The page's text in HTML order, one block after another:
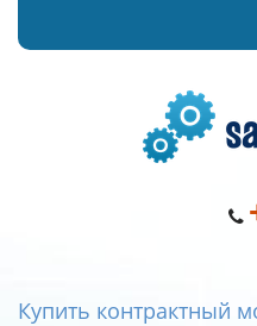
Купить контрактный